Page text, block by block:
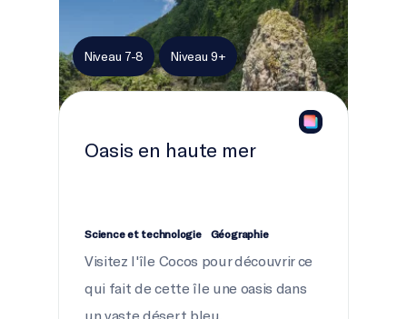
Niveau 7-8 Niveau 9+
Oasis en haute mer
Science et technologie Géographie
Visitez l'île Cocos pour découvrir ce
qui fait de cette île une oasis dans
un vaste désert bleu.